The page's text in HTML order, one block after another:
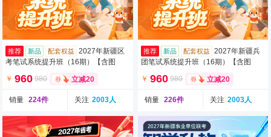
推荐 新品 配套权益
2027年新疆区
考笔试系统提升班（16期）【含图
￥ 960 980 立减20
销量 224件 关注 2003人
推荐 新品 配套权益
2027年新疆兵
团笔试系统提升班（16期）【含图
￥ 960 980 立减20
销量 226件 关注 2003人